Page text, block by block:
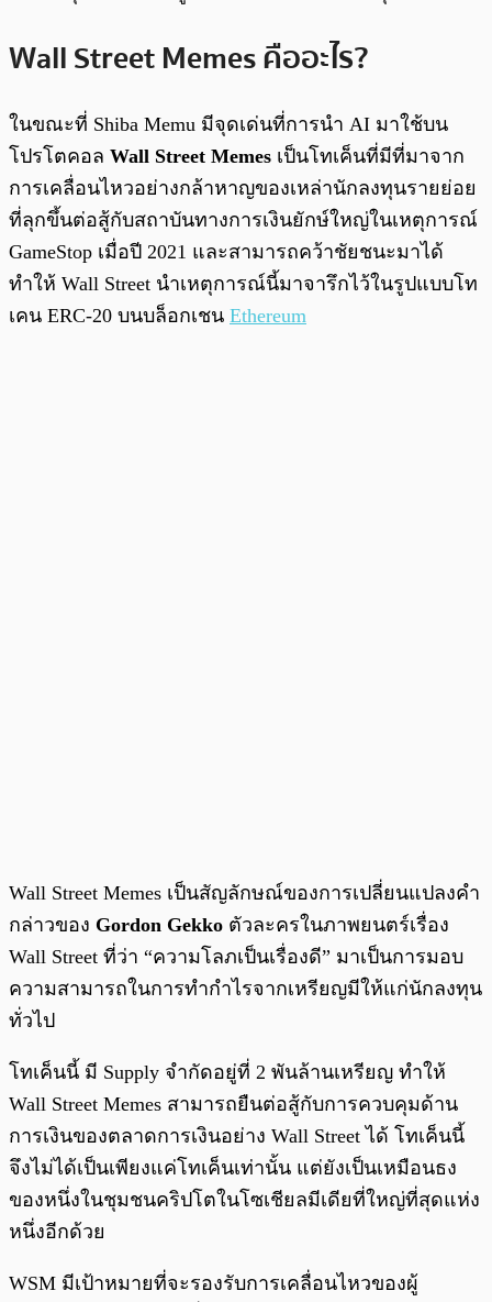
Wall Street Memes คืออะไร?
ในขณะที่ Shiba Memu มีจุดเด่นที่การนำ AI มาใช้บน
โปรโตคอล Wall Street Memes เป็นโทเค็นที่มีที่มาจาก
การเคลื่อนไหวอย่างกล้าหาญของเหล่านักลงทุนรายย่อย
ที่ลุกขึ้นต่อสู้กับสถาบันทางการเงินยักษ์ใหญ่ในเหตุการณ์
GameStop เมื่อปี 2021 และสามารถคว้าชัยชนะมาได้
ทำให้ Wall Street นำเหตุการณ์นี้มาจารึกไว้ในรูปแบบโท
เคน ERC-20 บนบล็อกเชน Ethereum
Wall Street Memes เป็นสัญลักษณ์ของการเปลี่ยนแปลงคำ
กล่าวของ Gordon Gekko ตัวละครในภาพยนตร์เรื่อง
Wall Street ที่ว่า “ความโลภเป็นเรื่องดี” มาเป็นการมอบ
ความสามารถในการทำกำไรจากเหรียญมีให้แก่นักลงทุน
ทั่วไป
โทเค็นนี้ มี Supply จำกัดอยู่ที่ 2 พันล้านเหรียญ ทำให้
Wall Street Memes สามารถยืนต่อสู้กับการควบคุมด้าน
การเงินของตลาดการเงินอย่าง Wall Street ได้ โทเค็นนี้
จึงไม่ได้เป็นเพียงแค่โทเค็นเท่านั้น แต่ยังเป็นเหมือนธง
ของหนึ่งในชุมชนคริปโตในโซเชียลมีเดียที่ใหญ่ที่สุดแห่ง
หนึ่งอีกด้วย
WSM มีเป้าหมายที่จะรองรับการเคลื่อนไหวของผู้